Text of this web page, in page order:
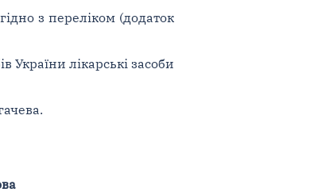
з переліком (додаток
України лікарські засоби